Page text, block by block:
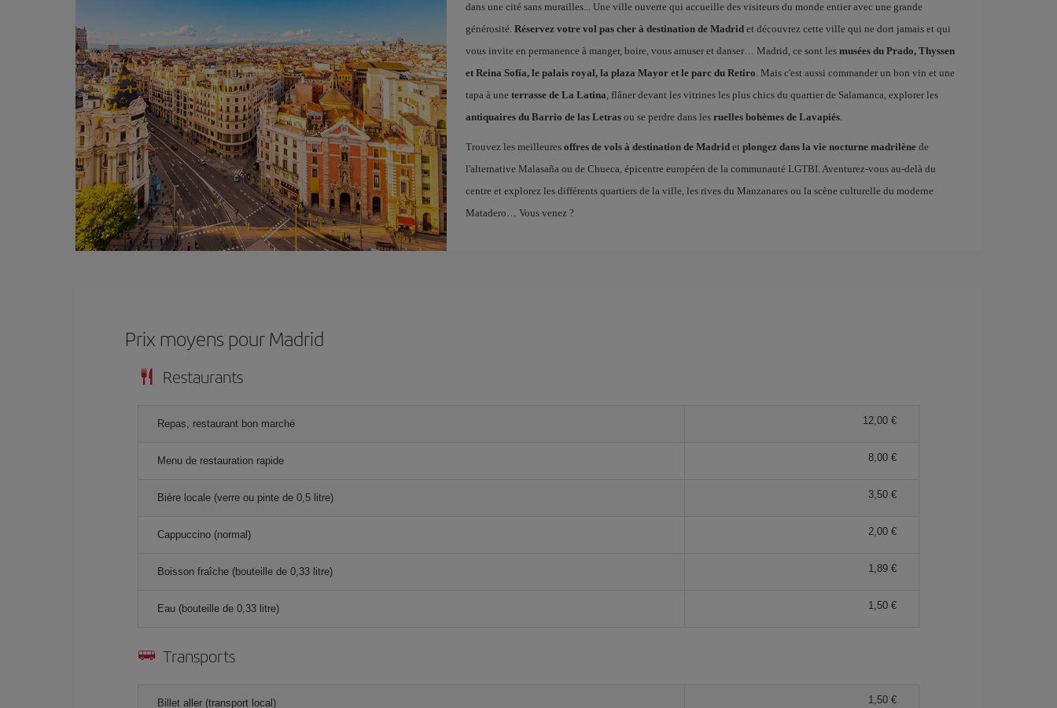
dans une cité sans murailles... Une ville ouverte qui accueille des visiteurs du monde entier avec une grande
générosité. Réservez votre vol pas cher à destination de Madridet découvrez cette ville qui ne dort jamais et qui
vous invite en permanence à manger, boire, vous amuser et danser… Madrid, ce sont les musées du Prado, Thyssen
et Reina Sofía, le palais royal, la plaza Mayor et le parc du Retiro. Mais c'est aussi commander un bon vin et une
tapa à une terrasse de La Latina, flâner devant les vitrines les plus chics du quartier de Salamanca, explorer les
antiquaires du Barrio de las Letrasou se perdre dans les ruelles bohèmes de Lavapiés.
Trouvez les meilleures offres de vols à destination de Madridet plongez dans la vie nocturne madrilènede
l'alternative Malasaña ou de Chueca, épicentre européen de la communauté LGTBI. Aventurez-vous au-delà du
centre et explorez les différents quartiers de la ville, les rives du Manzanares ou la scène culturelle du moderne
Matadero… Vous venez ?
Prix ​​moyens pour Madrid
Restaurants
Repas, restaurant bon marché 12,00 €
Menu de restauration rapide 8,00 €
Bière locale (verre ou pinte de 0,5 litre) 3,50 €
Cappuccino (normal) 2,00 €
Boisson fraîche (bouteille de 0,33 litre) 1,89 €
Eau (bouteille de 0,33 litre) 1,50 €
Transports
Billet aller (transport local) 1,50 €